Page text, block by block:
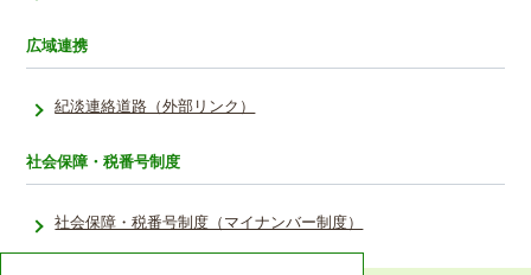
広域連携
紀淡連絡道路（外部リンク）
社会保障・税番号制度
社会保障・税番号制度（マイナンバー制度）